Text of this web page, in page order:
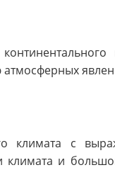
климата с
климата и